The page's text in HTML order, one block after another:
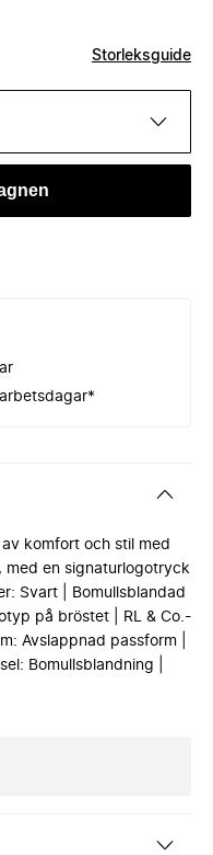
Storleksguide
komfort och stil med
med en signaturlogotryck
Svart | Bomullsblandad
på bröstet | RL & Co.-
Avslappnad passform |
Bomullsblandning |